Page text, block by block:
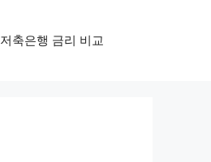
저축은행 금리 비교